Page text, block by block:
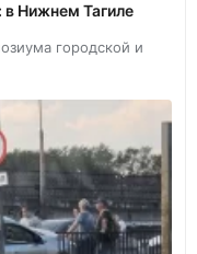
Нижнем Тагиле
городской и